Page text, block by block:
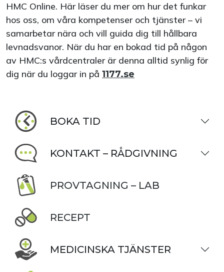
HMC Online. Här läser du mer om hur det funkar
hos oss, om våra kompetenser och tjänster – vi
samarbetar nära och vill guida dig till hållbara
levnadsvanor. När du har en bokad tid på någon
av HMC:s vårdcentraler är denna alltid synlig för
dig när du loggar in på 1177.se
BOKA TID
KONTAKT – RÅDGIVNING
PROVTAGNING – LAB
RECEPT
MEDICINSKA TJÄNSTER